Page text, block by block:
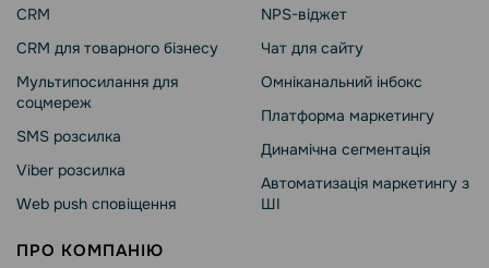
CRM
CRM для товарного бізнесу
Мультипосилання для
соцмереж
SMS розсилка
Viber розсилка
Web push сповіщення
NPS-віджет
Чат для сайту
Омніканальний інбокс
Платформа маркетингу
Динамічна сегментація
Автоматизація маркетингу з
ШІ
ПРО КОМПАНІЮ